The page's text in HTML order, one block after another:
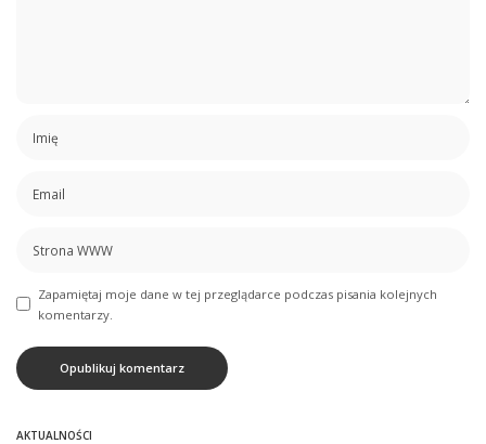
Zapamiętaj moje dane w tej przeglądarce podczas pisania kolejnych
komentarzy.
AKTUALNOŚCI